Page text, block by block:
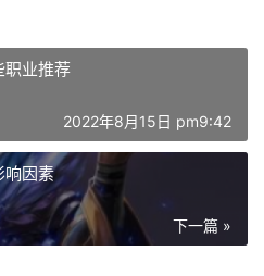
职业推荐
2022年8月15日 pm9:42
响因素
下一篇 »